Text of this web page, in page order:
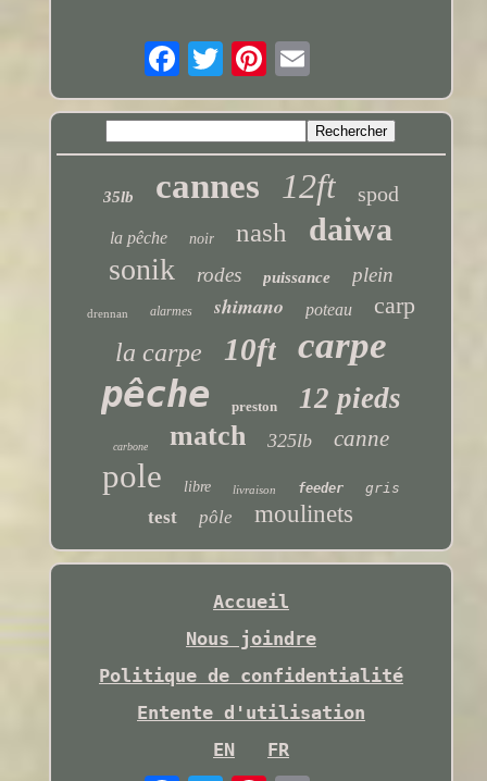
35lb cannes 12ft spod
la pêche noir nash daiwa
sonik rodes puissance plein
drennan alarmes shimano poteau carp
la carpe 10ft carpe
pêche preston 12 pieds
carbone match 325lb canne
pole libre livraison feeder gris
test pôle moulinets
Accueil
Nous joindre
Politique de confidentialité
Entente d'utilisation
EN
FR